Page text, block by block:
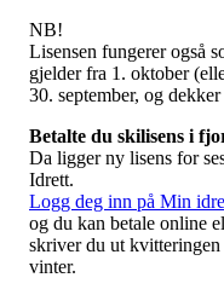
NB!
Lisensen fungerer også
gjelder fra 1. oktober
30. september, og
Betalte du skilisens i
Da ligger ny lisens for
Idrett.
Logg deg inn på Min
og du kan betale online
skriver du ut kvitteringen
vinter.